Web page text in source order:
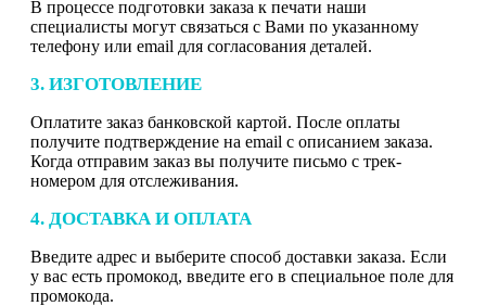
В процессе подготовки заказа к печати наши
специалисты могут связаться с Вами по указанному
телефону или email для согласования деталей.
3. ИЗГОТОВЛЕНИЕ
Оплатите заказ банковской картой. После оплаты
получите подтверждение на email с описанием заказа.
Когда отправим заказ вы получите письмо с трек-
номером для отслеживания.
4. ДОСТАВКА И ОПЛАТА
Введите адрес и выберите способ доставки заказа. Если
у вас есть промокод, введите его в специальное поле для
промокода.